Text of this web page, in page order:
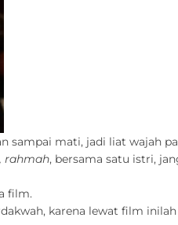
sampai mati, jadi liat wajah
rahmah, bersama satu istri,
film.
karena lewat film inilah